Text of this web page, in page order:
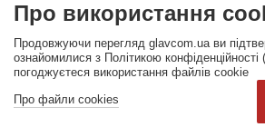
Читайте также:«Вопрос
решен…» Интервью с
«министром» из Тирасполя
Про використання
Продовжуючи перегляд glavcom.ua ви
ознайомилися з Політикою
погоджуєтеся використання файлів cookie
Про файли cookies